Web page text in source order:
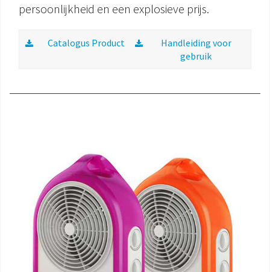
persoonlijkheid en een explosieve prijs.
Catalogus Product
Handleiding voor
gebruik